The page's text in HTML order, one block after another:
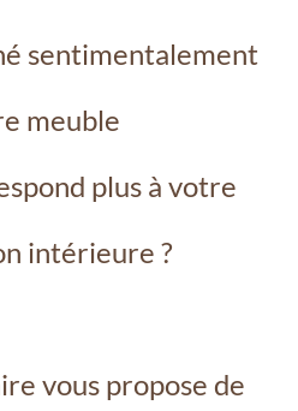
sentimentalement
meuble
plus à votre
intérieure ?
vous propose de